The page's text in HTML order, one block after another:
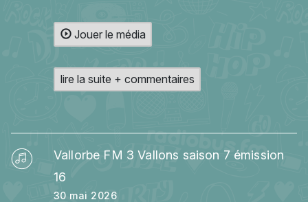
Jouer le média
lire la suite + commentaires
Vallorbe FM 3 Vallons saison 7 émission
16
30 mai 2026